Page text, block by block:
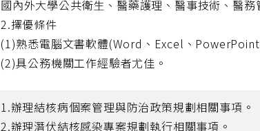
國內外大學公共衛生、醫藥護理、醫事技術、醫
2.擇優條件
(1)熟悉電腦文書軟體(Word、Excel、PowerPoint
(2)具公務機關工作經驗者尤佳。
1.辦理結核病個案管理與防治政策規劃相關事項。
2.辦理潛伏結核感染專案規劃執行相關事項。